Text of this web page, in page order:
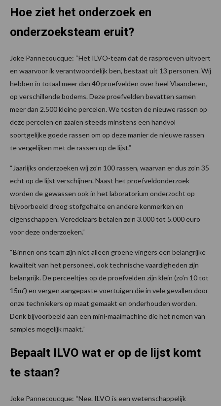
Hoe ziet het onderzoek en
onderzoeksteam eruit?
Joke Pannecoucque: “Het ILVO-team dat de rasproeven uitvoert
en waarvoor ik verantwoordelijk ben, bestaat uit 13 personen. Wij
hebben in totaal meer dan 40 proefvelden over heel Vlaanderen,
op verschillende bodems. Deze proefvelden bevatten samen
meer dan 2.500 kleine percelen. We testen de nieuwe rassen op
deze percelen en zaaien steeds minstens een handvol
soortgelijke goede rassen om op deze manier de nieuwe rassen
te vergelijken met de rassen op de lijst.”
“Jaarlijks onderzoeken wij zo’n 100 rassen, waarvan er dus zo’n 35
echt op de lijst verschijnen. Naast het proefveldonderzoek
worden de gewassen ook in het laboratorium onderzocht op
bijvoorbeeld droog stofgehalte en andere kenmerken en
eigenschappen. Veredelaars betalen zo’n 3.000 tot 5.000 euro
voor deze onderzoeken.”
“Binnen ons team zijn niet alleen groene vingers een belangrijke
kwaliteit van het personeel, ook technische vaardigheden zijn
belangrijk. De perceeltjes op de proefvelden zijn klein (zo’n 10 tot
15m²) en vergen aangepaste voertuigen die in vele gevallen door
onze techniekers op maat gemaakt en onderhouden worden.
Denk bijvoorbeeld aan een mini-maaimachine die het nemen van
samples mogelijk maakt.”
Bepaalt ILVO wat er op de lijst komt
te staan?
Joke Pannecoucque: “Nee. ILVO is een wetenschappelijk